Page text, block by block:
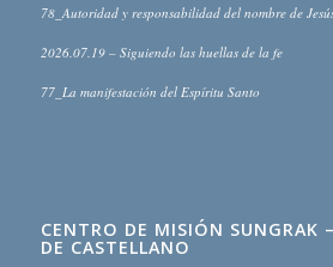
78_Autoridad y responsabilidad del nombre de
2026.07.19 – Siguiendo las huellas de la fe
77_La manifestación del Espíritu Santo
CENTRO DE MISIÓN SUNGRAK
DE CASTELLANO